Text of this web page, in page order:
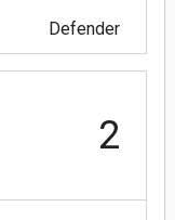
Defender
2